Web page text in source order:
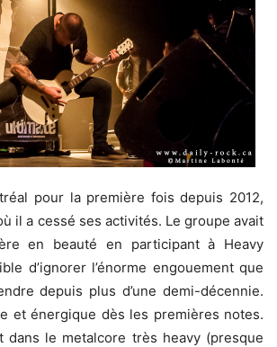
pour la première fois depuis 2012,
il a cessé ses activités. Le groupe avait
en beauté en participant à Heavy
d’ignorer l’énorme engouement que
depuis plus d’une demi-décennie.
et énergique dès les premières notes.
le metalcore très heavy (presque